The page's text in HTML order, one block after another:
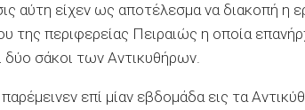
αύτη είχεν ως αποτέλεσμα να διακοπή η
της περιφερείας Πειραιώς η οποία
σάκοι των Αντικυθήρων.
επί μίαν εβδομάδα εις τα